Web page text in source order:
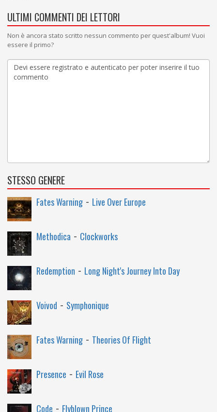
ULTIMI COMMENTI DEI LETTORI
Non è ancora stato scritto nessun commento per quest'album! Vuoi
essere il primo?
STESSO GENERE
Fates Warning - Live Over Europe
Methodica - Clockworks
Redemption - Long Night's Journey Into Day
Voivod - Symphonique
Fates Warning - Theories Of Flight
Presence - Evil Rose
Code - Flyblown Prince